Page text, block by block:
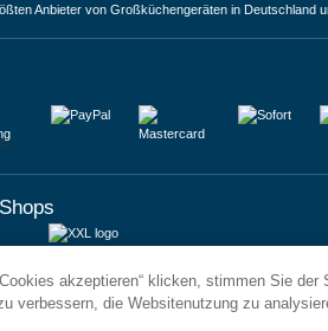
Anbieter von Großküchengeräten in Deutschland
Vrijheidweg 34
1521RR Wormerveer | Nederland
akzeptieren“ klicken, stimmen Sie
verbessern, die Websitenutzung zu